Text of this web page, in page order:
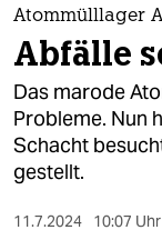
themen
politik
öko
gesellschaft
kultur
Atommülllager
Abfälle
Das marode
Probleme. Nun
Schacht
gestellt.
11.7.2024 10:07 Uhr